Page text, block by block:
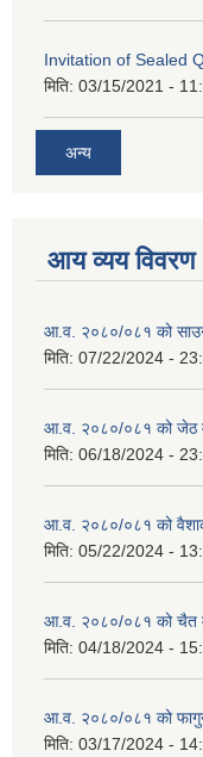
Invitation of Sealed
मिति: 03/15/2021 -
अन्य
आय व्यय विवरण
आ.व. २०८०/०८१ को साउन
मिति: 07/22/2024 -
आ.व. २०८०/०८१ को जेठ
मिति: 06/18/2024 -
आ.व. २०८०/०८१ को
मिति: 05/22/2024 -
आ.व. २०८०/०८१ को चैत
मिति: 04/18/2024 -
आ.व. २०८०/०८१ को फागुन
मिति: 03/17/2024 -